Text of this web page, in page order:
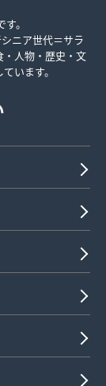
。
ニア世代＝サラ
人物・歴史・文
います。